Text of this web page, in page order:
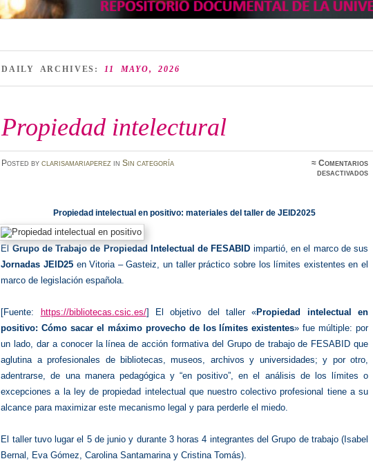
DAILY ARCHIVES:11 MAYO, 2026
Propiedad intelectural
Posted by clarisamariaperezin Sin categoría ≈Comentarios
desactivadosen
Propiedad intelectual en positivo: materiales del taller de JEID2025
El Grupo de Trabajo de Propiedad Intelectual de FESABID impartió, en el marco de sus
Jornadas JEID25en Vitoria – Gasteiz, un taller práctico sobre los límites existentes en el
marco de legislación española.
[Fuente: https://bibliotecas.csic.es/] El objetivo del taller «Propiedad intelectual en
positivo: Cómo sacar el máximo provecho de los límites existentes» fue múltiple: por
un lado, dar a conocer la línea de acción formativa del Grupo de trabajo de FESABID que
aglutina a profesionales de bibliotecas, museos, archivos y universidades; y por otro,
adentrarse, de una manera pedagógica y “en positivo”, en el análisis de los límites o
excepciones a la ley de propiedad intelectual que nuestro colectivo profesional tiene a su
alcance para maximizar este mecanismo legal y para perderle el miedo.
El taller tuvo lugar el 5 de junio y durante 3 horas 4 integrantes del Grupo de trabajo (Isabel
Bernal, Eva Gómez, Carolina Santamarina y Cristina Tomás).